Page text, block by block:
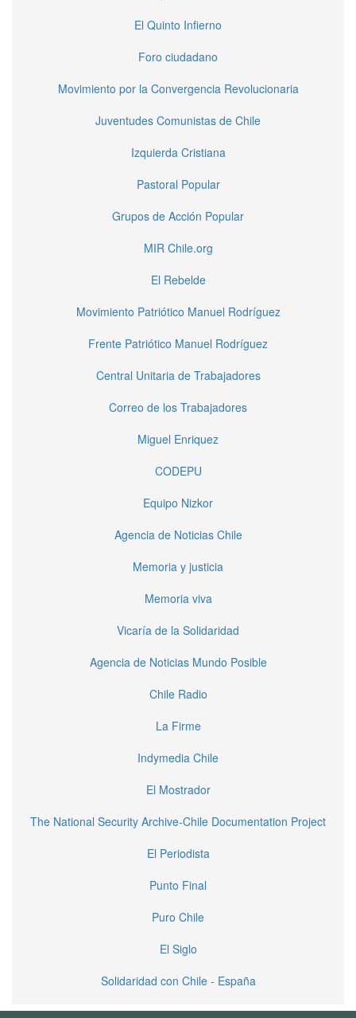
El Quinto Infierno
Foro ciudadano
Movimiento por la Convergencia Revolucionaria
Juventudes Comunistas de Chile
Izquierda Cristiana
Pastoral Popular
Grupos de Acción Popular
MIR Chile.org
El Rebelde
Movimiento Patriótico Manuel Rodríguez
Frente Patriótico Manuel Rodríguez
Central Unitaria de Trabajadores
Correo de los Trabajadores
Miguel Enriquez
CODEPU
Equipo Nizkor
Agencia de Noticias Chile
Memoria y justicia
Memoria viva
Vicaría de la Solidaridad
Agencia de Noticias Mundo Posible
Chile Radio
La Firme
Indymedia Chile
El Mostrador
The National Security Archive-Chile Documentation Project
El Periodista
Punto Final
Puro Chile
El Siglo
Solidaridad con Chile - España